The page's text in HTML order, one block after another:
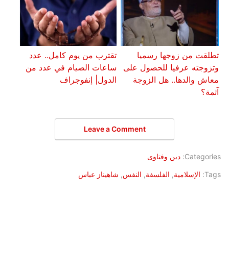
تطلقت من زوجها رسميا
وتزوجته عرفيا للحصول على
معاش والدها.. هل الزوجة
آثمة؟
تقترب من يوم كامل.. عدد
ساعات الصيام في عدد من
الدول| إنفوجراف
Leave a Comment
Categories: دين وفتاوى
Tags: الإسلامية, الفلسفة, النفس, شاهيناز عباس